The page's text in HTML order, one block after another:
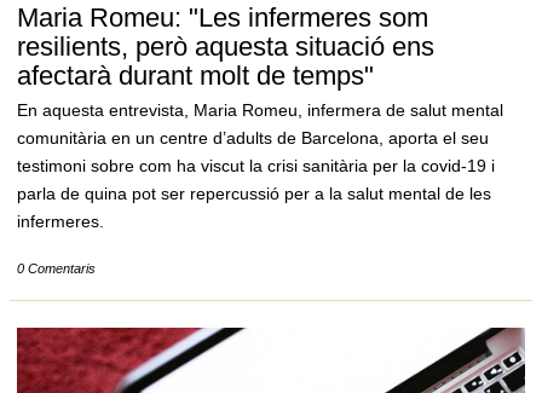
Maria Romeu: "Les infermeres som
resilients, però aquesta situació ens
afectarà durant molt de temps"
En aquesta entrevista, Maria Romeu, infermera de salut mental
comunitària en un centre d’adults de Barcelona, aporta el seu
testimoni sobre com ha viscut la crisi sanitària per la covid-19 i
parla de quina pot ser repercussió per a la salut mental de les
infermeres.
0 Comentaris